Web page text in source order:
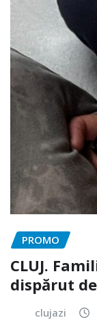
PROMO
CLUJ.
dispărut
clujazi